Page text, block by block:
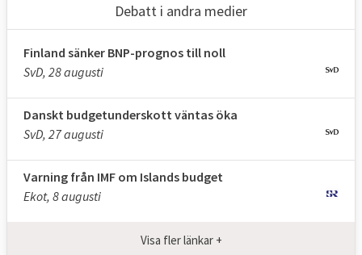
Debatt i andra medier
Finland sänker BNP-prognos till noll
SvD, 28 augusti
Danskt budgetunderskott väntas öka
SvD, 27 augusti
Varning från IMF om Islands budget
Ekot, 8 augusti
Visa fler länkar +